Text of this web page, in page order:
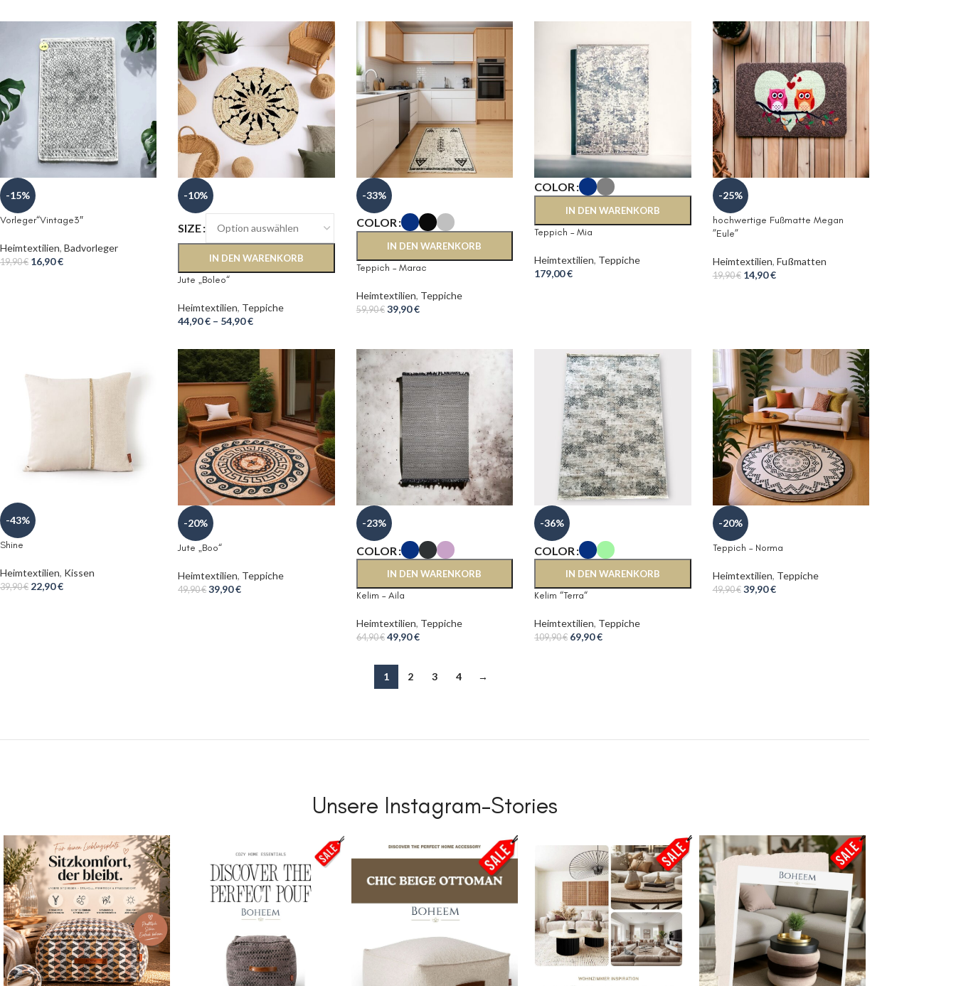
-15%
Vorleger“Vintage3″
Heimtextilien, Badvorleger
19,90€ 16,90€
-10%
SIZE
IN DEN WARENKORB
Jute „Boleo“
Heimtextilien, Teppiche
44,90€ – 54,90€
-33%
COLOR
IN DEN WARENKORB
Teppich – Marac
Heimtextilien, Teppiche
59,90€ 39,90€
COLOR
IN DEN WARENKORB
Teppich – Mia
Heimtextilien, Teppiche
179,00€
-25%
hochwertige Fußmatte Megan
”Eule”
Heimtextilien, Fußmatten
19,90€ 14,90€
-43%
Shine
Heimtextilien, Kissen
39,90€ 22,90€
-20%
Jute „Boo“
Heimtextilien, Teppiche
49,90€ 39,90€
-23%
COLOR
IN DEN WARENKORB
Kelim – Aila
Heimtextilien, Teppiche
64,90€ 49,90€
-36%
COLOR
IN DEN WARENKORB
Kelim “Terra“
Heimtextilien, Teppiche
109,90€ 69,90€
-20%
Teppich – Norma
Heimtextilien, Teppiche
49,90€ 39,90€
1 2 3 4 →
Unsere Instagram-Stories